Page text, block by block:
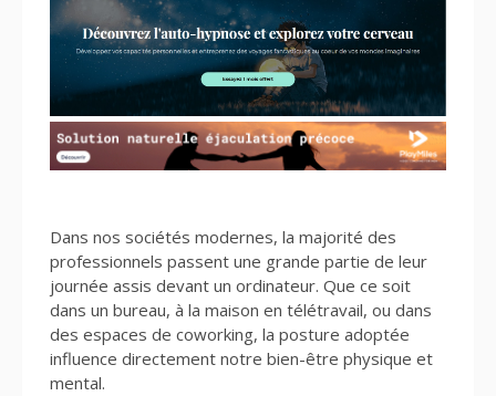
Dans nos sociétés modernes, la majorité des
professionnels passent une grande partie de leur
journée assis devant un ordinateur. Que ce soit
dans un bureau, à la maison en télétravail, ou dans
des espaces de coworking, la posture adoptée
influence directement notre bien-être physique et
mental.